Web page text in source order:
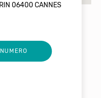
06400 CANNES